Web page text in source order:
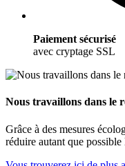
Paiement sécurisé
avec cryptage SSL
Nous travaillons dans le
Grâce à des mesures
réduire autant que